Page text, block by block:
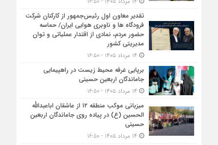
تقدیر معاون اول رئیس‌جمهور از کارکنان شرکت
فرودگاه ها و ناوبری هوایی ایران/ حماسه
حضور مردم، نمادی از اقتدار عملیاتی و توان
مدیریتی کشور
برپایی غرفه محیط زیست در راهپیمایی
جاماندگان اربعین حسینی
میزبانی موکب منطقه ۱۲ از عاشقان اباعبدالله
الحسین (ع) در پیاده روی جاماندگان اربعین
حسینی